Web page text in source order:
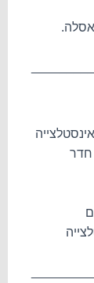
חדר